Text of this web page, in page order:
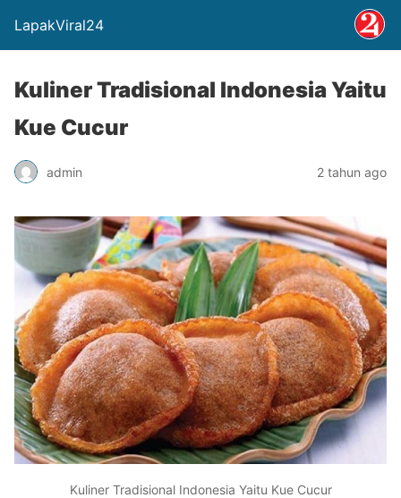
LapakViral24
Kuliner Tradisional Indonesia Yaitu
Kue Cucur
admin 2 tahun ago
Kuliner Tradisional Indonesia Yaitu Kue Cucur